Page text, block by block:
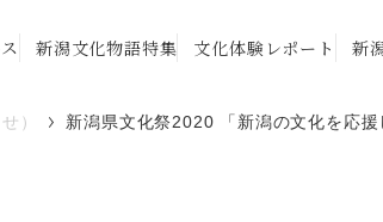
新潟文化物語特集 文化体験レポート 新
） 新潟県文化祭2020 「新潟の文化を応援